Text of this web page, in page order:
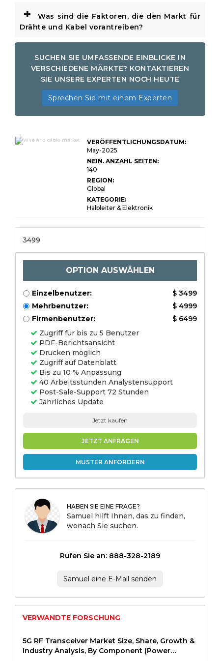
+
Was sind die Faktoren, die den Markt für
Drähte und Kabel vorantreiben?
SUCHEN SIE UMFASSENDE EINBLICKE IN
VERSCHIEDENE MÄRKTE? KONTAKTIEREN
SIE UNSERE EXPERTEN NOCH HEUTE
Sprechen Sie mit einem Experten
Draht- und
Kabelmarktgröße,
Anteil, Wachstum und
Kommunikationskabel,
erneuerbare Energien,
Endbenutzer (Energie,
Konstruktion,
Konstruktion,
Automobile, Industrie)
und regionaler
Analyse, 2024-
VERÖFFENTLICHUNGSDATUM:
May-2025
NEIN. ANZAHL SEITEN:
140
REGION:
Global
KATEGORIE:
Halbleiter & Elektronik
3499
OPTION AUSWÄHLEN
Einzelbenutzer:
$ 3499
Mehrbenutzer:
$ 4999
Firmenbenutzer:
$ 6499
Zugriff für bis zu 5 Benutzer
PDF-Berichtsansicht
Drucken möglich
Zugriff auf Datenblatt
Bis zu 10 % Anpassung
40 Arbeitsstunden Analystensupport
Post-Sale-Support 72 Stunden
Jährliches Update
Jetzt kaufen
JETZT ANFRAGEN
MUSTER ANFORDERN
HABEN SIE EINE FRAGE?
Samuel hilft Ihnen, das zu finden,
wonach Sie suchen.
Rufen Sie an: 888-328-2189
Samuel eine E-Mail senden
VERWANDTE FORSCHUNG
5G RF Transceiver Market Size, Share, Growth &
Industry Analysis, By Component (Power